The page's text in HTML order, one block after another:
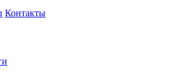
Контакты